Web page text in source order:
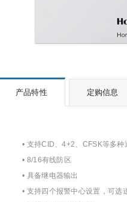
产品特性 定购信息
• 支持CID、4+2、CFSK等多种
• 8/16有线防区
• 具备继电器输出
• 支持四个报警中心设置，可选